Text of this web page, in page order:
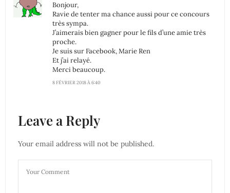
8 FÉVRIER 2018 À 6:40
Bonjour,
Ravie de tenter ma chance aussi pour ce concours
très sympa.
J’aimerais bien gagner pour le fils d’une amie très
proche.
Je suis sur Facebook, Marie Ren
Et j’ai relayé.
Merci beaucoup.
Leave a Reply
Your email address will not be published.